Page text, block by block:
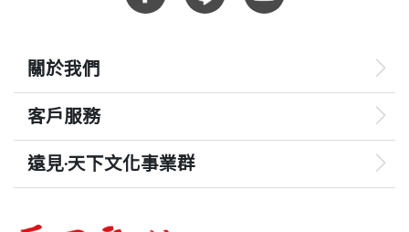
關於我們
客戶服務
遠見‧天下文化事業群